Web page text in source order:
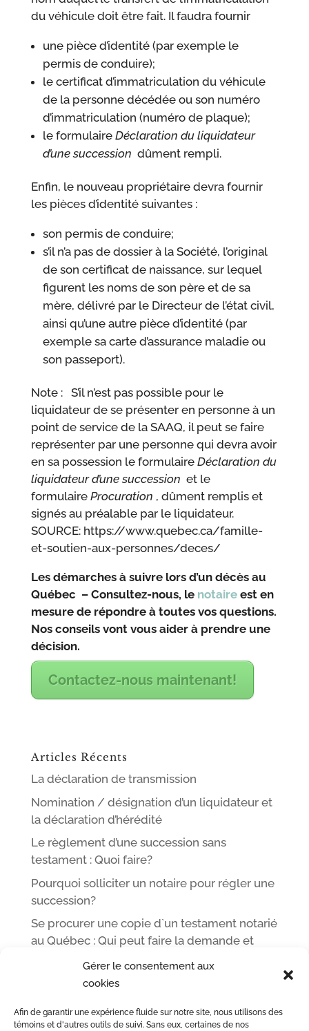
Gérer le consentement aux
cookies
Afin de garantir une expérience fluide sur notre site, nous utilisons des
témoins et d'autres outils de suivi. Sans eux, certaines de nos
du véhicule doit être fait. Il faudra fournir
une pièce d’identité (par exemple le
permis de conduire);
le certificat d’immatriculation du véhicule
de la personne décédée ou son numéro
d’immatriculation (numéro de plaque);
le formulaire Déclaration du liquidateur
d’une succession dûment rempli.
Enfin, le nouveau propriétaire devra fournir
les pièces d’identité suivantes :
son permis de conduire;
s’il n’a pas de dossier à la Société, l’original
de son certificat de naissance, sur lequel
figurent les noms de son père et de sa
mère, délivré par le Directeur de l’état civil,
ainsi qu’une autre pièce d’identité (par
exemple sa carte d’assurance maladie ou
son passeport).
Note : S’il n’est pas possible pour le
liquidateur de se présenter en personne à un
point de service de la SAAQ, il peut se faire
représenter par une personne qui devra avoir
en sa possession le formulaire Déclaration du
liquidateur d’une succession et le
formulaire Procuration , dûment remplis et
signés au préalable par le liquidateur.
SOURCE: https://www.quebec.ca/famille-
et-soutien-aux-personnes/deces/
Les démarches à suivre lors d’un décès au
Québec – Consultez-nous, le notaireest en
mesure de répondre à toutes vos questions.
Nos conseils vont vous aider à prendre une
décision.
Contactez-nous maintenant!
Articles Récents
La déclaration de transmission
Nomination / désignation d’un liquidateur et
la déclaration d’hérédité
Le règlement d’une succession sans
testament : Quoi faire?
Pourquoi solliciter un notaire pour régler une
succession?
Se procurer une copie d`un testament notarié
au Québec : Qui peut faire la demande et
ACCUEIL L’ÉQUIPE DE ME LEOPOLD LINCÀ NOTAIRE